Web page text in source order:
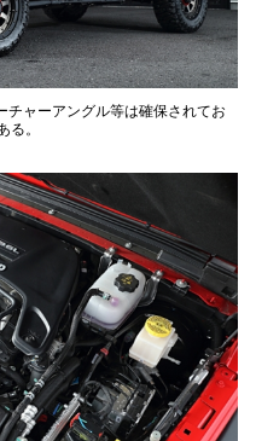
ャーアングル等は確保されてお
。